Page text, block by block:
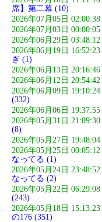
席】第二幕 (10)
2026年07月05日 02:00:38
2026年07月03日 00:00:05
2026年06月29日 03:48:12
2026年06月19日 16:52:23
ぎ (1)
2026年06月13日 20:16:46
2026年06月12日 20:54:42
2026年06月09日 19:10:24
(332)
2026年06月06日 19:37:55
2026年05月31日 21:09:30
(8)
2026年05月27日 19:48:04
2026年05月25日 00:05:12
なってる (1)
2026年05月24日 23:48:52
なってる (2)
2026年05月22日 06:29:08
(243)
2026年05月18日 15:13:23
の176 (351)